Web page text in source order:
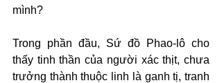
mình?
Trong phần đầu, Sứ đồ Phao-lô cho
thấy tinh thần của người xác thịt, chưa
trưởng thành thuộc linh là ganh tị, tranh